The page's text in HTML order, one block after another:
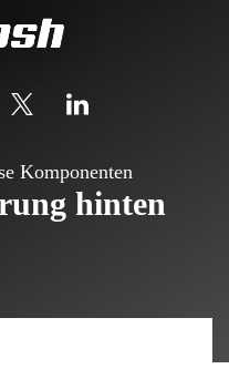
Komponenten
hinten